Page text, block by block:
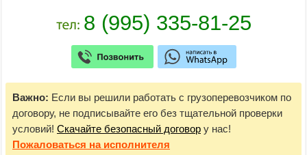
Важно: Если вы решили работать с грузоперевозчиком по
договору, не подписывайте его без тщательной проверки
условий! Скачайте безопасный договор у нас!
Пожаловаться на исполнителя